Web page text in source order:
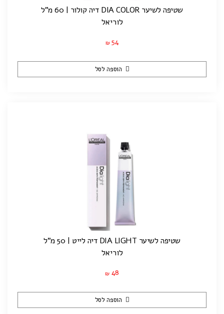
שטיפה לשיער DIA COLOR דיה קולור | 60 מ"ל
לוריאל
₪ 54
הוספה לסל
שטיפה לשיער DIA LIGHT דיה לייט | 50 מ"ל
לוריאל
₪ 48
הוספה לסל